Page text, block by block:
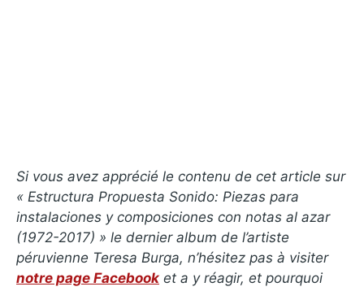
Si vous avez apprécié le contenu de cet article sur
« Estructura Propuesta Sonido: Piezas para
instalaciones y composiciones con notas al azar
(1972​-​2017) » le dernier album de l’artiste
péruvienne Teresa Burga, n’hésitez pas à visiter
notre page Facebook et a y réagir, et pourquoi